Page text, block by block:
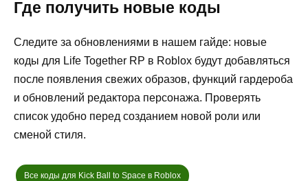
Где получить новые коды
Следите за обновлениями в нашем гайде: новые
коды для Life Together RP в Roblox будут добавляться
после появления свежих образов, функций гардероба
и обновлений редактора персонажа. Проверять
список удобно перед созданием новой роли или
сменой стиля.
Все коды для Kick Ball to Space в Roblox